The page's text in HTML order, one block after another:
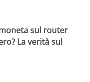
sul router
La verità sul